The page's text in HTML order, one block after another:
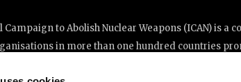
to Abolish Nuclear Weapons (ICAN) is a
in more than one hundred countries